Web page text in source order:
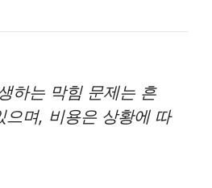
하는 막힘 문제는 흔
으며, 비용은 상황에 따